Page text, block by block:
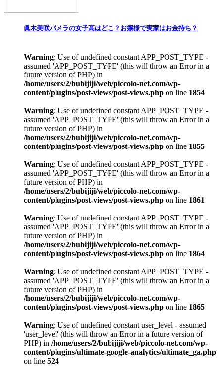
眞木美咲パメラの女子高はどこ？お嬢様で実家はお金持ち？
Warning: Use of undefined constant APP_POST_TYPE -
assumed 'APP_POST_TYPE' (this will throw an Error in a
future version of PHP) in
/home/users/2/bubijiji/web/piccolo-net.com/wp-
content/plugins/post-views/post-views.php on line 1854
Warning: Use of undefined constant APP_POST_TYPE -
assumed 'APP_POST_TYPE' (this will throw an Error in a
future version of PHP) in
/home/users/2/bubijiji/web/piccolo-net.com/wp-
content/plugins/post-views/post-views.php on line 1855
Warning: Use of undefined constant APP_POST_TYPE -
assumed 'APP_POST_TYPE' (this will throw an Error in a
future version of PHP) in
/home/users/2/bubijiji/web/piccolo-net.com/wp-
content/plugins/post-views/post-views.php on line 1861
Warning: Use of undefined constant APP_POST_TYPE -
assumed 'APP_POST_TYPE' (this will throw an Error in a
future version of PHP) in
/home/users/2/bubijiji/web/piccolo-net.com/wp-
content/plugins/post-views/post-views.php on line 1864
Warning: Use of undefined constant APP_POST_TYPE -
assumed 'APP_POST_TYPE' (this will throw an Error in a
future version of PHP) in
/home/users/2/bubijiji/web/piccolo-net.com/wp-
content/plugins/post-views/post-views.php on line 1865
Warning: Use of undefined constant user_level - assumed
'user_level' (this will throw an Error in a future version of
PHP) in /home/users/2/bubijiji/web/piccolo-net.com/wp-
content/plugins/ultimate-google-analytics/ultimate_ga.php
on line 524